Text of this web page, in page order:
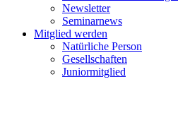
Newsletter
Seminarnews
Mitglied werden
Natürliche Person
Gesellschaften
Juniormitglied